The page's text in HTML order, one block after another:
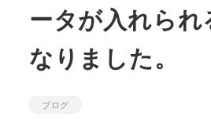
ータが入れられ
なりました。
カテゴリー
ブログ